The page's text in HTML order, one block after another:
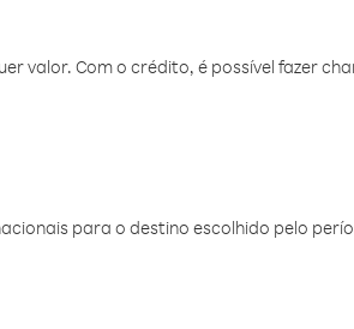
valor. Com o crédito, é possível fazer
para o destino escolhido pelo